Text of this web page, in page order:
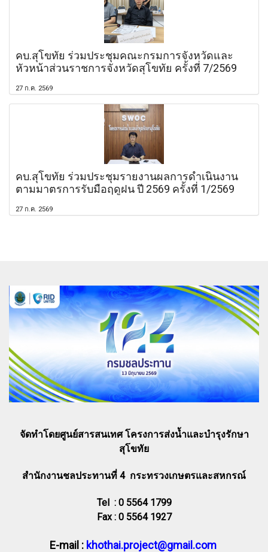
คบ.สุโขทัย ร่วมประชุมคณะกรมการจังหวัดและ
หัวหน้าส่วนราชการจังหวัดสุโขทัย ครั้งที่ 7/2569
27 ก.ค. 2569
คบ.สุโขทัย ร่วมประชุมรายงานผลการดำเนินงาน
ตามมาตรการรับมือฤดูฝน ปี 2569 ครั้งที่ 1/2569
27 ก.ค. 2569
จัดทำโดยศูนย์สารสนเทศ โครงการส่งน้ำและบำรุงรักษา
สุโขทัย
สำนักงานชลประทานที่ 4 กระทรวงเกษตรและสหกรณ์
Tel : 0 5564 1799
Fax : 0 5564 1927
E-mail : khothai.project@gmail.com